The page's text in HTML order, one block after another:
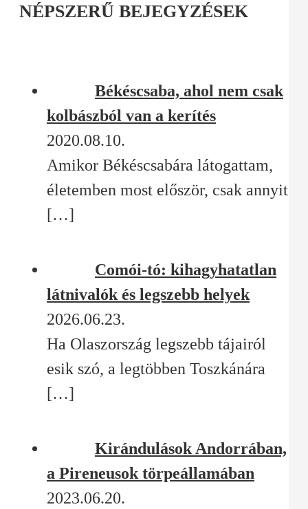
NÉPSZERŰ BEJEGYZÉSEK
Békéscsaba, ahol nem csak
kolbászból van a kerítés
2020.08.10.
Amikor Békéscsabára látogattam,
életemben most először, csak annyit
[…]
Comói-tó: kihagyhatatlan
látnivalók és legszebb helyek
2026.06.23.
Ha Olaszország legszebb tájairól
esik szó, a legtöbben Toszkánára
[…]
Kirándulások Andorrában,
a Pireneusok törpeállamában
2023.06.20.